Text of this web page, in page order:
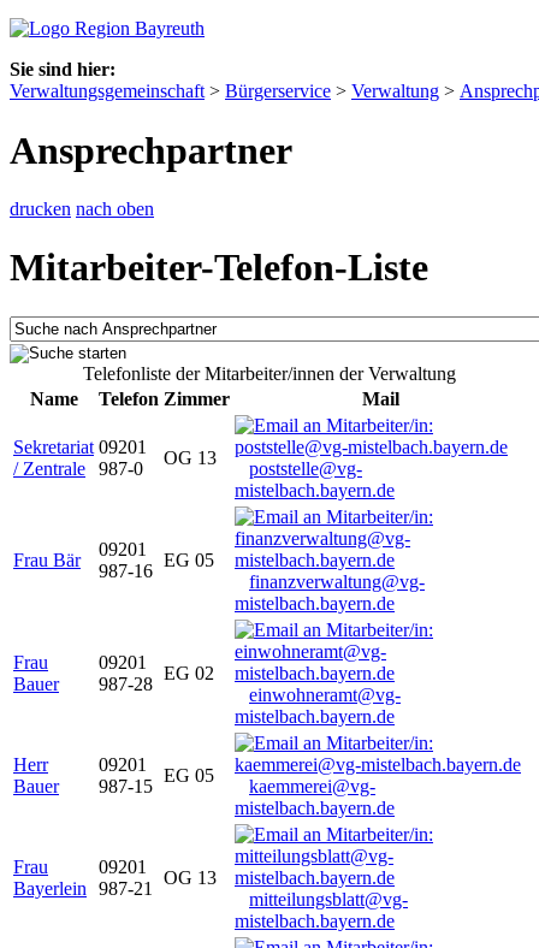
Sie sind hier:
Verwaltungsgemeinschaft > Bürgerservice > Verwaltung >
Ansprechpartner
drucken nach oben
Mitarbeiter-Telefon-Liste
Telefonliste der Mitarbeiter/innen der Verwaltung
Name
Telefon Zimmer Mail
Sekretariat
/ Zentrale
09201
987-0
OG 13
poststelle@vg-
mistelbach.bayern.de
Frau Bär
09201
987-16
EG 05
finanzverwaltung@vg-
mistelbach.bayern.de
Frau
Bauer
09201
987-28
EG 02
einwohneramt@vg-
mistelbach.bayern.de
Herr
Bauer
09201
987-15
EG 05
kaemmerei@vg-
mistelbach.bayern.de
Frau
Bayerlein
09201
987-21
OG 13
mitteilungsblatt@vg-
mistelbach.bayern.de